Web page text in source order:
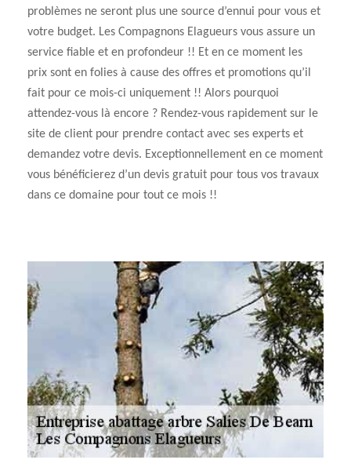
problèmes ne seront plus une source d’ennui pour vous et
votre budget. Les Compagnons Elagueurs vous assure un
service fiable et en profondeur !! Et en ce moment les
prix sont en folies à cause des offres et promotions qu’il
fait pour ce mois-ci uniquement !! Alors pourquoi
attendez-vous là encore ? Rendez-vous rapidement sur le
site de client pour prendre contact avec ses experts et
demandez votre devis. Exceptionnellement en ce moment
vous bénéficierez d’un devis gratuit pour tous vos travaux
dans ce domaine pour tout ce mois !!